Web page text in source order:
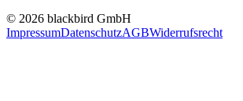
© 2026 blackbird GmbH
ImpressumDatenschutzAGBWiderrufsrecht